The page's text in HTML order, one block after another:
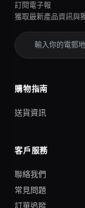
訂閱電子報
獲取最新產品資訊與
購物指南
送貨資訊
客戶服務
聯絡我們
常見問題
訂單追蹤